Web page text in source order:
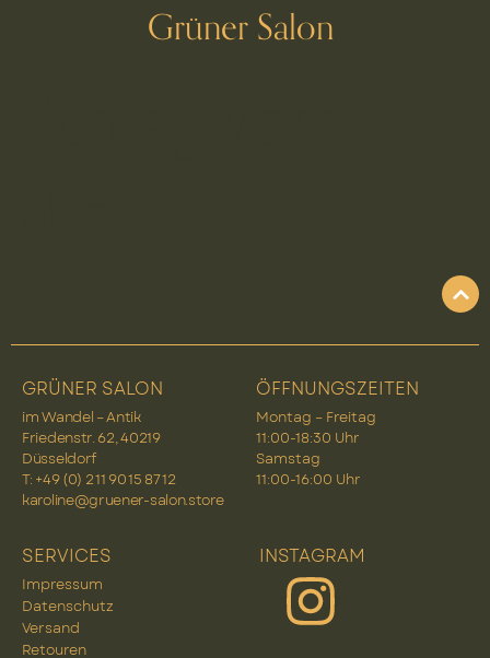
Grüner Salon
GRÜNER SALON
im Wandel – Antik
Friedenstr. 62, 40219
Düsseldorf
T: +49 (0) 2 11 90 15 87 12
karoline@gruener-salon.store
ÖFFNUNGSZEITEN
Montag – Freitag
11:00-18:30 Uhr
Samstag
11:00-16:00 Uhr
SERVICES
Impressum
Datenschutz
Versand
Retouren
INSTAGRAM